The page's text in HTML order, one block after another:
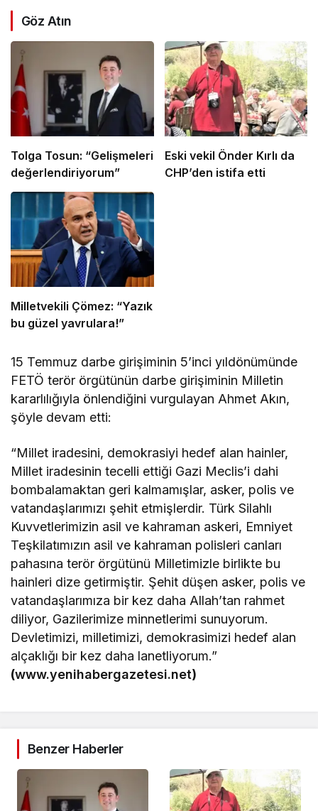
Göz Atın
Tolga Tosun: “Gelişmeleri
değerlendiriyorum”
Eski vekil Önder Kırlı da
CHP’den istifa etti
Milletvekili Çömez: “Yazık
bu güzel yavrulara!”
15 Temmuz darbe girişiminin 5’inci yıldönümünde
FETÖ terör örgütünün darbe girişiminin Milletin
kararlılığıyla önlendiğini vurgulayan Ahmet Akın,
şöyle devam etti:
“Millet iradesini, demokrasiyi hedef alan hainler,
Millet iradesinin tecelli ettiği Gazi Meclis’i dahi
bombalamaktan geri kalmamışlar, asker, polis ve
vatandaşlarımızı şehit etmişlerdir. Türk Silahlı
Kuvvetlerimizin asil ve kahraman askeri, Emniyet
Teşkilatımızın asil ve kahraman polisleri canları
pahasına terör örgütünü Milletimizle birlikte bu
hainleri dize getirmiştir. Şehit düşen asker, polis ve
vatandaşlarımıza bir kez daha Allah’tan rahmet
diliyor, Gazilerimize minnetlerimi sunuyorum.
Devletimizi, milletimizi, demokrasimizi hedef alan
alçaklığı bir kez daha lanetliyorum.”
(www.yenihabergazetesi.net)
Benzer Haberler